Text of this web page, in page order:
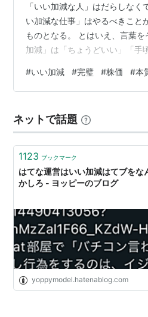
「いい加減な人」はだらしな
い加減な仕事」はやるべきこと
ものとなる。 とはいえ、言葉
加減」は「ちょうどいい」「手
定的なニュアンスが宿ってしま
らすれば「いい加減」は完璧で
「いい加減」は許せなくなり、
的多いのかもしれない。 じゃ
いいことなのか。 物事を突き詰
#いい加減 #完璧 #株価 #本
ネットで話題
1123 ブックマーク
はてな運営はいい加減はてブをな
かしろ - ヨッピーのブログ
yoppymodel.hatenablog.com